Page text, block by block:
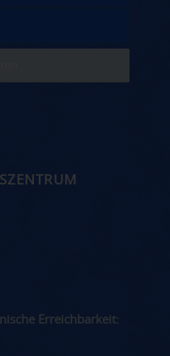
Erreichbarkeit: